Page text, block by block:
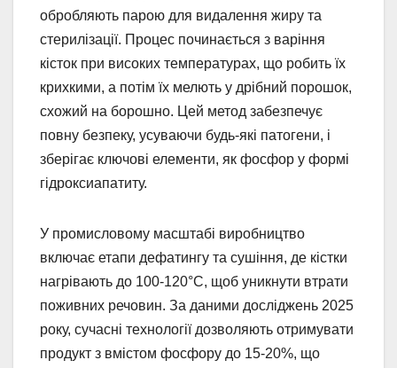
обробляють парою для видалення жиру та
стерилізації. Процес починається з варіння
кісток при високих температурах, що робить їх
крихкими, а потім їх мелють у дрібний порошок,
схожий на борошно. Цей метод забезпечує
повну безпеку, усуваючи будь-які патогени, і
зберігає ключові елементи, як фосфор у формі
гідроксиапатиту.
У промисловому масштабі виробництво
включає етапи дефатингу та сушіння, де кістки
нагрівають до 100-120°C, щоб уникнути втрати
поживних речовин. За даними досліджень 2025
року, сучасні технології дозволяють отримувати
продукт з вмістом фосфору до 15-20%, що